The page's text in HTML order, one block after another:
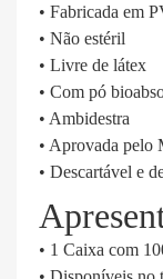
• Fabricada em
• Não estéril
• Livre de látex
• Com pó
• Ambidestra
• Aprovada pelo
• Descartável e
• 1 Caixa com